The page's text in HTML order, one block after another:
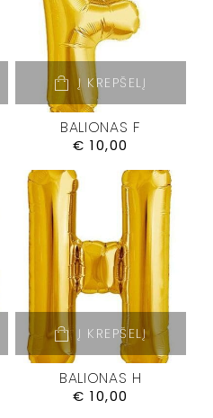
Į KREPŠELĮ
BALIONAS F
€ 10,00
Į KREPŠELĮ
BALIONAS H
€ 10,00